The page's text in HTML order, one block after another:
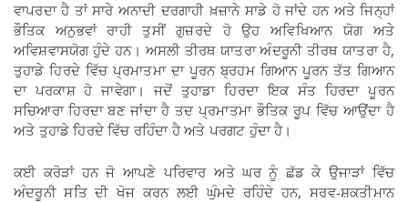
ਵਾਪਰਦਾ ਹੈ ਤਾਂ ਸਾਰੇ ਅਨਾਦੀ ਦਰਗਾਹੀ ਖ਼ਜ਼ਾਨੇ ਸਾਡੇ ਹੋ ਜਾਂਦੇ ਹਨ ਅਤੇ ਜਿਨ੍ਹਾਂ
ਭੌਤਿਕ ਅਨੁਭਵਾਂ ਰਾਹੀ ਤੁਸੀਂ ਗੁਜ਼ਰਦੇ ਹੋ ਉਹ ਅਵਿਖਿਆਨ ਯੋਗ ਅਤੇ
ਅਵਿਸ਼ਵਾਸਯੋਗ ਹੁੰਦੇ ਹਨ। ਅਸਲੀ ਤੀਰਥ ਯਾਤਰਾ ਅੰਦਰੂਨੀ ਤੀਰਥ ਯਾਤਰਾ ਹੈ,
ਤੁਹਾਡੇ ਹਿਰਦੇ ਵਿੱਚ ਪ੍ਰਮਾਤਮਾ ਦਾ ਪੂਰਨ ਬ੍ਰਹਮ ਗਿਆਨ ਪੂਰਨ ਤੱਤ ਗਿਆਨ
ਦਾ ਪਰਕਾਸ਼ ਹੋ ਜਾਵੇਗਾ। ਜਦੋਂ ਤੁਹਾਡਾ ਹਿਰਦਾ ਇਕ ਸੰਤ ਹਿਰਦਾ ਪੂਰਨ
ਸਚਿਆਰਾ ਹਿਰਦਾ ਬਣ ਜਾਂਦਾ ਹੈ ਤਦ ਪ੍ਰਮਾਤਮਾ ਭੌਤਿਕ ਰੂਪ ਵਿੱਚ ਆਉਂਦਾ ਹੈ
ਅਤੇ ਤੁਹਾਡੇ ਹਿਰਦੇ ਵਿੱਚ ਰਹਿੰਦਾ ਹੈ ਅਤੇ ਪਰਗਟ ਹੁੰਦਾ ਹੈ।
ਕਈ ਕਰੋੜਾਂ ਹਨ ਜੋ ਆਪਣੇ ਪਰਿਵਾਰ ਅਤੇ ਘਰ ਨੂੰ ਛੱਡ ਕੇ ਉਜਾੜਾਂ ਵਿੱਚ
ਅੰਦਰੂਨੀ ਸਤਿ ਦੀ ਖੋਜ ਕਰਨ ਲਈ ਘੁੰਮਦੇ ਰਹਿੰਦੇ ਹਨ, ਸਰਵ-ਸ਼ਕਤੀਮਾਨ